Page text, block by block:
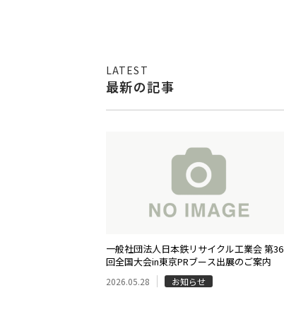
LATEST
最新の記事
一般社団法人日本鉄リサイクル工業会 第36
回全国大会in東京PRブース出展のご案内
2026.05.28 お知らせ